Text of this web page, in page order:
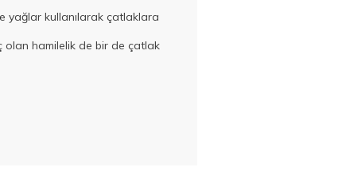
yağlar kullanılarak çatlaklara
olan hamilelik de bir de çatlak